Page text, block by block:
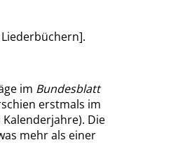
im Bundesblatt
erstmals im
Die
mehr als einer